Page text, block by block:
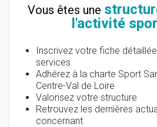
Vous êtes une
l'activité
Inscrivez votre fiche
services
Adhérez à la charte Sport
Centre-Val de Loire
Valorisez votre structure
Retrouvez les dernières
concernant